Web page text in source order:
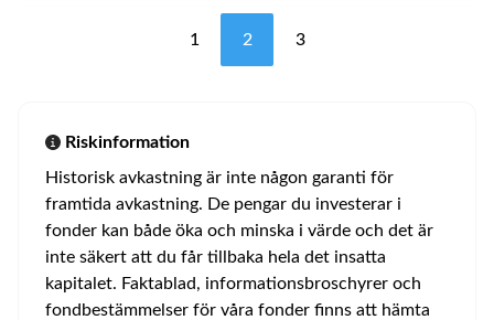
1 2 3
Riskinformation
Historisk avkastning är inte någon garanti för
framtida avkastning. De pengar du investerar i
fonder kan både öka och minska i värde och det är
inte säkert att du får tillbaka hela det insatta
kapitalet. Faktablad, informationsbroschyrer och
fondbestämmelser för våra fonder finns att hämta